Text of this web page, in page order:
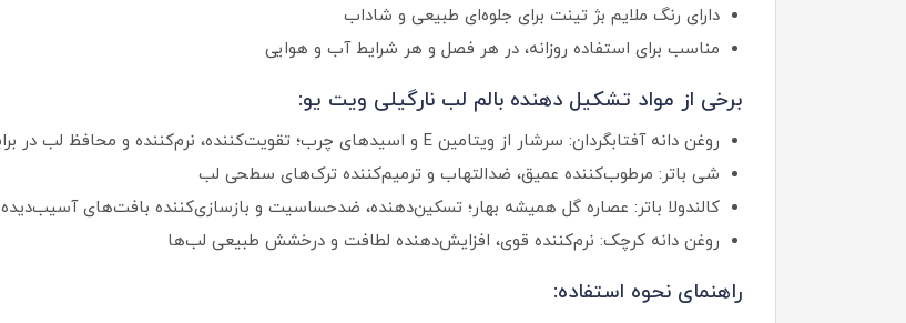
دارای رنگ ملایم بژ تینت برای جلوه‌ای طبیعی و شاداب
مناسب برای استفاده روزانه، در هر فصل و هر شرایط آب و هوایی
برخی از مواد تشکیل دهنده بالم لب نارگیلی ویت یو:
روغن دانه آفتابگردان: سرشار از ویتامین E و اسیدهای چرب؛ تقویت‌کننده، نرم‌کننده و محافظ لب در برابر خشکی و ترک‌خوردگی
شی باتر: مرطوب‌کننده عمیق، ضدالتهاب و ترمیم‌کننده ترک‌های سطحی لب
کالندولا باتر: عصاره گل همیشه بهار؛ تسکین‌دهنده، ضدحساسیت و بازسازی‌کننده بافت‌های آسیب‌دیده
روغن دانه کرچک: نرم‌کننده قوی، افزایش‌دهنده لطافت و درخشش طبیعی لب‌ها
راهنمای نحوه استفاده: